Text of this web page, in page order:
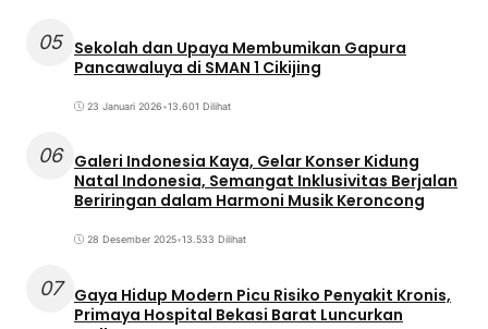
05 Sekolah dan Upaya Membumikan Gapura
Pancawaluya di SMAN 1 Cikijing
23 Januari 2026•13.601 Dilihat
06 Galeri Indonesia Kaya, Gelar Konser Kidung
Natal Indonesia, Semangat Inklusivitas Berjalan
Beriringan dalam Harmoni Musik Keroncong
28 Desember 2025•13.533 Dilihat
07
Gaya Hidup Modern Picu Risiko Penyakit Kronis,
Primaya Hospital Bekasi Barat Luncurkan